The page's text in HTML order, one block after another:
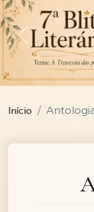
Previous
Início